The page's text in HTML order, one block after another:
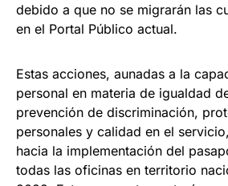
debido a que no se migrarán las
en el Portal Público actual.
Estas acciones, aunadas a la
personal en materia de igualdad
prevención de discriminación,
personales y calidad en el
hacia la implementación del
todas las oficinas en territorio